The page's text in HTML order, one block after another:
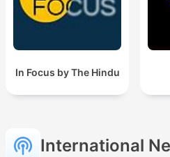
In Focus by The Hindu
International